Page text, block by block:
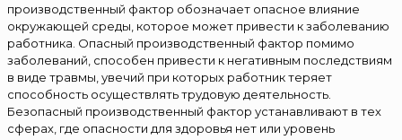
производственный фактор обозначает опасное влияние
окружающей среды, которое может привести к заболеванию
работника. Опасный производственный фактор помимо
заболеваний, способен привести к негативным последствиям
в виде травмы, увечий при которых работник теряет
способность осуществлять трудовую деятельность.
Безопасный производственный фактор устанавливают в тех
сферах, где опасности для здоровья нет или уровень